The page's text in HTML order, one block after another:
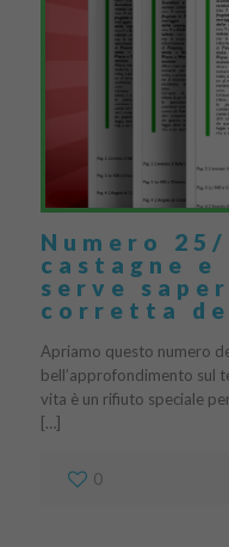
Numero
castagne
serve
corretta
Apriamo questo numero
bell’approfondimento sul
vita è un rifiuto speciale
[…]
0